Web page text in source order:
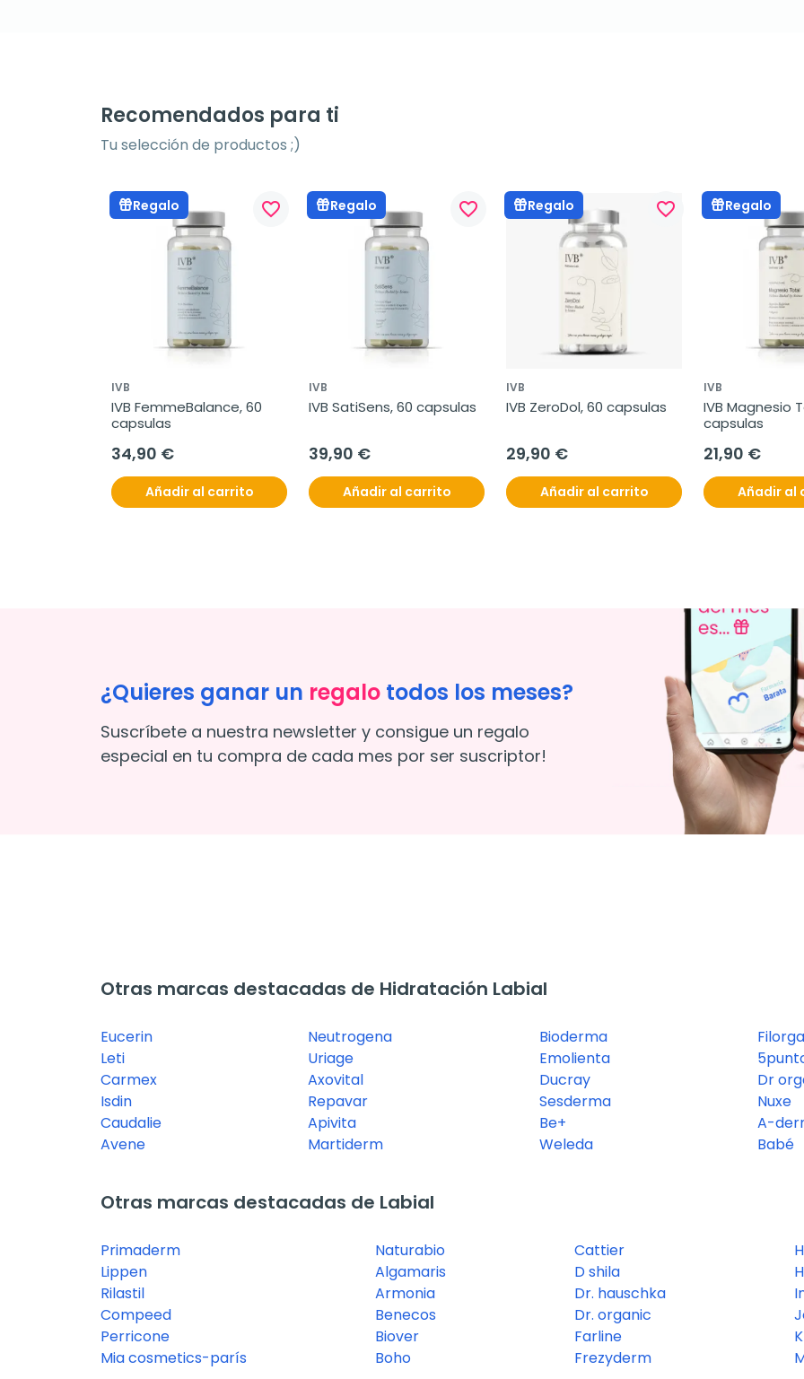
Recomendados para ti
Tu selección de productos ;)
Regalo favorite_border
IVB
IVB FemmeBalance, 60
capsulas
34,90 €
Añadir al carrito
Regalo favorite_border
IVB
IVB SatiSens, 60 capsulas
39,90 €
Añadir al carrito
Regalo favorite_border
IVB
IVB ZeroDol, 60 capsulas
29,90 €
Añadir al carrito
Regalo
IVB
IVB Magnesio
capsulas
21,90 €
Añadir al
¿Quieres ganar un regalo todos los meses?
Suscríbete a nuestra newsletter y consigue un regalo
especial en tu compra de cada mes por ser suscriptor!
Otras marcas destacadas de Hidratación Labial
Eucerin
Leti
Carmex
Isdin
Caudalie
Avene
Neutrogena
Uriage
Axovital
Repavar
Apivita
Martiderm
Bioderma
Emolienta
Ducray
Sesderma
Be+
Weleda
Filorga
Dr
Nuxe
A-
Babé
Otras marcas destacadas de Labial
Primaderm
Lippen
Rilastil
Compeed
Perricone
Mia cosmetics-parís
Naturabio
Algamaris
Armonia
Benecos
Biover
Boho
Cattier
D shila
Dr. hauschka
Dr. organic
Farline
Frezyderm